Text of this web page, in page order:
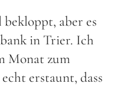
aber es
in Trier. Ich
Monat zum
erstaunt, dass